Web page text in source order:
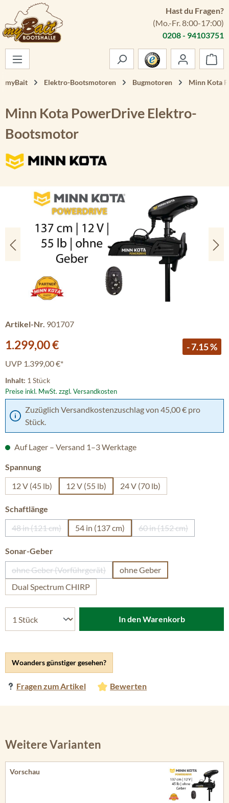
Zum Hauptinhalt springen
Hast du Fragen?
(Mo.-Fr. 8:00-17:00)
0208 - 94103751
myBait Elektro-Bootsmotoren Bugmotoren Minn Kota
Minn Kota PowerDrive Elektro-
Bootsmotor
Bildergalerie überspringen
Artikel-Nr. 901707
Verkaufspreis:
1.299,00 € - 7.15 %
UVP 1.399,00 €*
Inhalt: 1 Stück
Preise inkl. MwSt. zzgl. Versandkosten
Zuzüglich Versandkostenzuschlag von 45,00 € pro
Stück.
Woanders günstiger gesehen?
Fragen zum Artikel Bewerten
Auf Lager – Versand 1–3 Werktage
Spannungauswählen
12 V (45 lb)
12 V (55 lb) 24 V (70 lb)
Schaftlänge
48 in (121 cm)
(Diese Option ist zurzeit nicht verfügbar.)
54 in (137 cm) 60 in (152 cm)
(Diese Option ist
Sonar-Geberauswählen
ohne Geber (Vorführgerät)
(Diese Option ist zurzeit nicht verfügbar.)
ohne Geber
Dual Spectrum CHIRP
In den Warenkorb
Weitere Varianten